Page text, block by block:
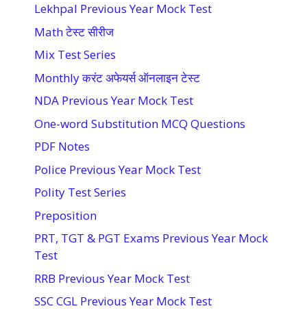
Lekhpal Previous Year Mock Test
Math टेस्ट सीरीज
Mix Test Series
Monthly करंट अफेयर्स ऑनलाइन टेस्ट
NDA Previous Year Mock Test
One-word Substitution MCQ Questions
PDF Notes
Police Previous Year Mock Test
Polity Test Series
Preposition
PRT, TGT & PGT Exams Previous Year Mock
Test
RRB Previous Year Mock Test
SSC CGL Previous Year Mock Test